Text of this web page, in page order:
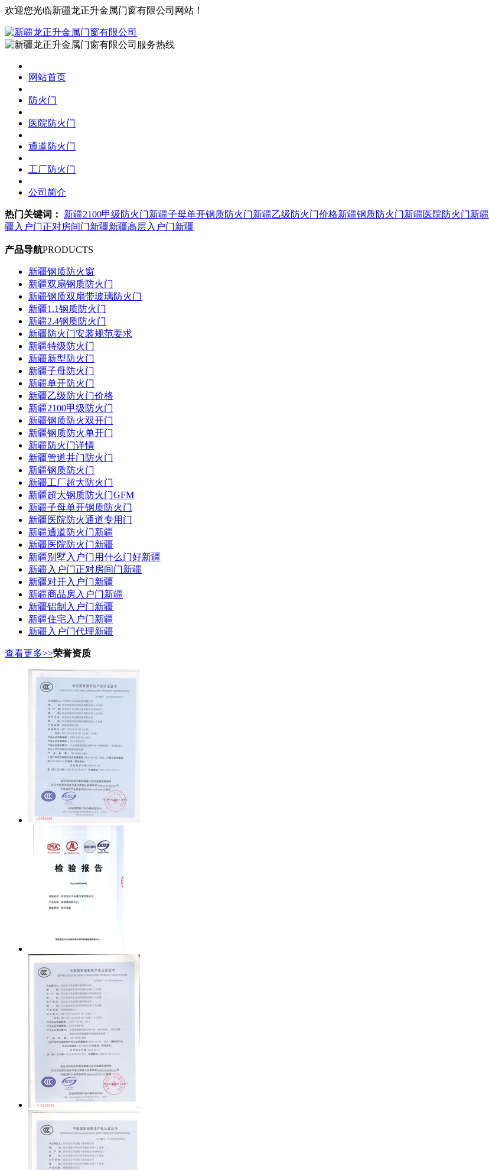
欢迎您光临新疆龙正升金属门窗有限公司网站！
网站首页
防火门
医院防火门
通道防火门
工厂防火门
公司简介
热门关键词： 新疆2100甲级防火门新疆子母单开钢质防火门新疆乙级防火门价格新疆钢质防火门新疆医院防火门新疆
疆入户门正对房间门新疆新疆高层入户门新疆
产品导航PRODUCTS
新疆钢质防火窗
新疆双扇钢质防火门
新疆钢质双扇带玻璃防火门
新疆1.1钢质防火门
新疆2.4钢质防火门
新疆防火门安装规范要求
新疆特级防火门
新疆新型防火门
新疆子母防火门
新疆单开防火门
新疆乙级防火门价格
新疆2100甲级防火门
新疆钢质防火双开门
新疆钢质防火单开门
新疆防火门详情
新疆管道井门防火门
新疆钢质防火门
新疆工厂超大防火门
新疆超大钢质防火门GFM
新疆子母单开钢质防火门
新疆医院防火通道专用门
新疆通道防火门新疆
新疆医院防火门新疆
新疆别墅入户门用什么门好新疆
新疆入户门正对房间门新疆
新疆对开入户门新疆
新疆商品房入户门新疆
新疆铝制入户门新疆
新疆住宅入户门新疆
新疆入户门代理新疆
查看更多>>荣誉资质